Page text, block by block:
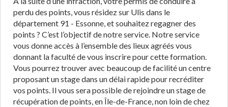
perdu des points, vous résidez sur Ulis dans le
département 91 - Essonne, et souhaitez regagner des
points ? C’est l’objectif de notre service. Notre service
vous donne accès à l’ensemble des lieux agréés vous
donnant la faculté de vous inscrire pour cette formation.
Vous pourrez trouver avec beaucoup de facilité un centre
proposant un stage dans un délai rapide pour recréditer
vos points. Il vous sera possible de rejoindre un stage de
récupération de points, en Île-de-France, non loin de chez